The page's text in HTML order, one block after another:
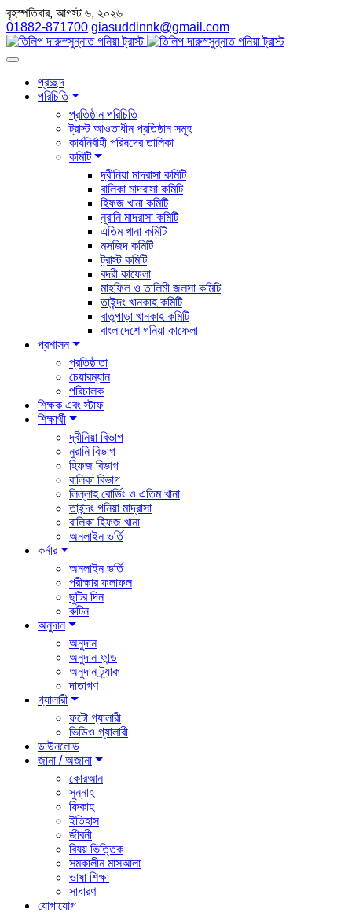
বৃহস্পতিবার, আগস্ট ৬, ২০২৬
01882-871700 giasuddinnk@gmail.com
প্রচ্ছদ
পরিচিতি
প্রতিষ্ঠান পরিচিতি
ট্রাস্ট আওতাধীন প্রতিষ্ঠান সমূহ
কার্যনির্বাহী পরিষদের তালিকা
কমিটি
দ্বীনিয়া মাদরাসা কমিটি
বালিকা মাদরাসা কমিটি
হিফজ খানা কমিটি
নূরানি মাদরাসা কমিটি
এতিম খানা কমিটি
মসজিদ কমিটি
ট্রাস্ট কমিটি
বদরী কাফেলা
মাহফিল ও তালিমী জলসা কমিটি
তাইন্দং খানকাহ কমিটি
বাতুপাড়া খানকাহ কমিটি
বাংলাদেশে গনিয়া কাফেলা
প্রশাসন
প্রতিষ্ঠাতা
চেয়ারম্যান
পরিচালক
শিক্ষক এবং স্টাফ
শিক্ষার্থী
দ্বীনিয়া বিভাগ
নুরানি বিভাগ
হিফজ বিভাগ
বালিকা বিভাগ
লিল্লাহ বোর্ডিং ও এতিম খানা
তাইন্দং গনিয়া মাদ্রাসা
বালিকা হিফজ খানা
অনলাইন ভর্তি
কর্নার
অনলাইন ভর্তি
পরীক্ষার ফলাফল
ছুটির দিন
রুটিন
অনুদান
অনুদান
অনুদান ফান্ড
অনুদান ট্র্যাক
দাতাগণ
গ্যালারী
ফটো গ্যালারী
ভিডিও গ্যালারী
ডাউনলোড
জানা / অজানা
কোরআন
সুন্নাহ
ফিকাহ
ইতিহাস
জীবনী
বিষয় ভিত্তিক
সমকালীন মাসআলা
ভাষা শিক্ষা
সাধারণ
যোগাযোগ